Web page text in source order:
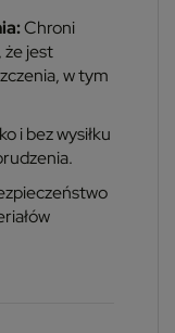
Chroni
że jest
w tym
i bez wysiłku